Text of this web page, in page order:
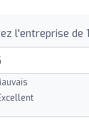
l'entreprise de